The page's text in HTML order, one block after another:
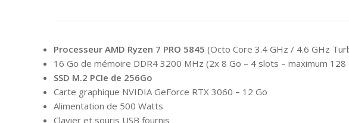
Processeur AMD Ryzen 7 PRO 5845 (Octo Core 3.4 GHz / 4.6 GHz
16 Go de mémoire DDR4 3200 MHz (2x 8 Go – 4 slots – maximum 128
SSD M.2 PCIe de 256Go
Carte graphique NVIDIA GeForce RTX 3060 – 12 Go
Alimentation de 500 Watts
Clavier et souris USB fournis